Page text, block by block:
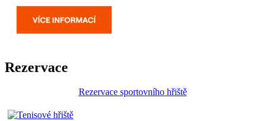
Rezervace
Rezervace sportovního hřiště